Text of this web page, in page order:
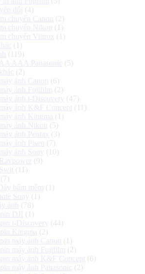
đổi (4)
chuyển Canon
(2)
chuyển Nikon
(1)
chuyển Viltrox (1)
(1)
(119)
AAA Panasonic (5)
(2)
ảnh Canon
(6)
ảnh Fujifilm (2)
ảnh i-Discovery (47)
ảnh K&F Concept (11)
ảnh Kingma (1)
ảnh Nikon
(5)
ảnh Pentax (3)
ảnh Pisen
(7)
ảnh Sony (10)
(9)
(11)
(7)
bấm mềm (1)
Sony (1)
ảnh
(78)
DJI (1)
i-Discovery (44)
pin Kingma (2)
máy ảnh Canon
(1)
pin máy ảnh Fujifilm (2)
pin máy ảnh K&F Concept (6)
máy ảnh Panasonic (2)